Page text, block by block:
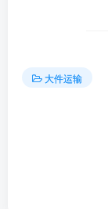
大件运输